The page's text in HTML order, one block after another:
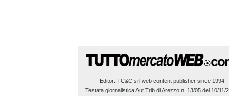
Editor: TC&C srlweb content publisher since 1994
Testata giornalistica Aut.Trib.di Arezzo n. 13/05 del 10/11/